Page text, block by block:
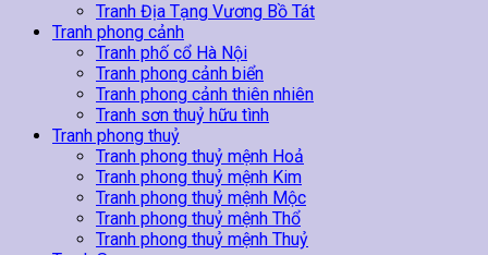
Tranh Địa Tạng Vương Bồ Tát
Tranh phong cảnh
Tranh phố cổ Hà Nội
Tranh phong cảnh biển
Tranh phong cảnh thiên nhiên
Tranh sơn thuỷ hữu tình
Tranh phong thuỷ
Tranh phong thuỷ mệnh Hoả
Tranh phong thuỷ mệnh Kim
Tranh phong thuỷ mệnh Mộc
Tranh phong thuỷ mệnh Thổ
Tranh phong thuỷ mệnh Thuỷ